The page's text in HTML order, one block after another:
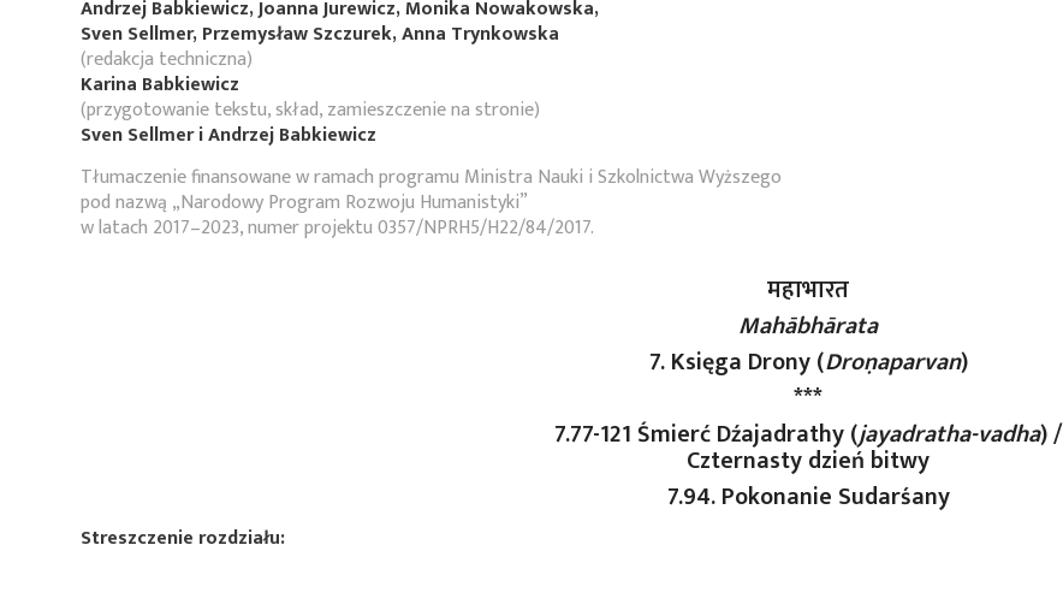
Andrzej Babkiewicz, Joanna Jurewicz, Monika Nowakowska,
Sven Sellmer, Przemysław Szczurek, Anna Trynkowska
(redakcja techniczna)
Karina Babkiewicz
(przygotowanie tekstu, skład, zamieszczenie na stronie)
Sven Sellmer i Andrzej Babkiewicz
Tłumaczenie finansowane w ramach programu Ministra Nauki i Szkolnictwa Wyższego
pod nazwą „Narodowy Program Rozwoju Humanistyki”
w latach 2017–2023, numer projektu 0357/NPRH5/H22/84/2017.
महाभारत
Mahābhārata
7. Księga Drony (Droṇaparvan)
***
7.77-121 Śmierć Dźajadrathy (jayadratha-vadha) /
Czternasty dzień bitwy
7.94. Pokonanie Sudarśany
Streszczenie rozdziału: